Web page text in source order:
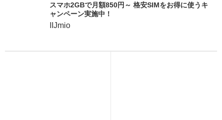
スマホ2GBで月額850円～ 格安SIMをお得に使うキ
ャンペーン実施中！
IIJmio